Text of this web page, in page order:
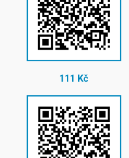
111 Kč